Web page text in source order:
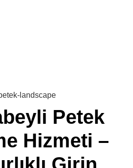
Petek
Hizmeti –